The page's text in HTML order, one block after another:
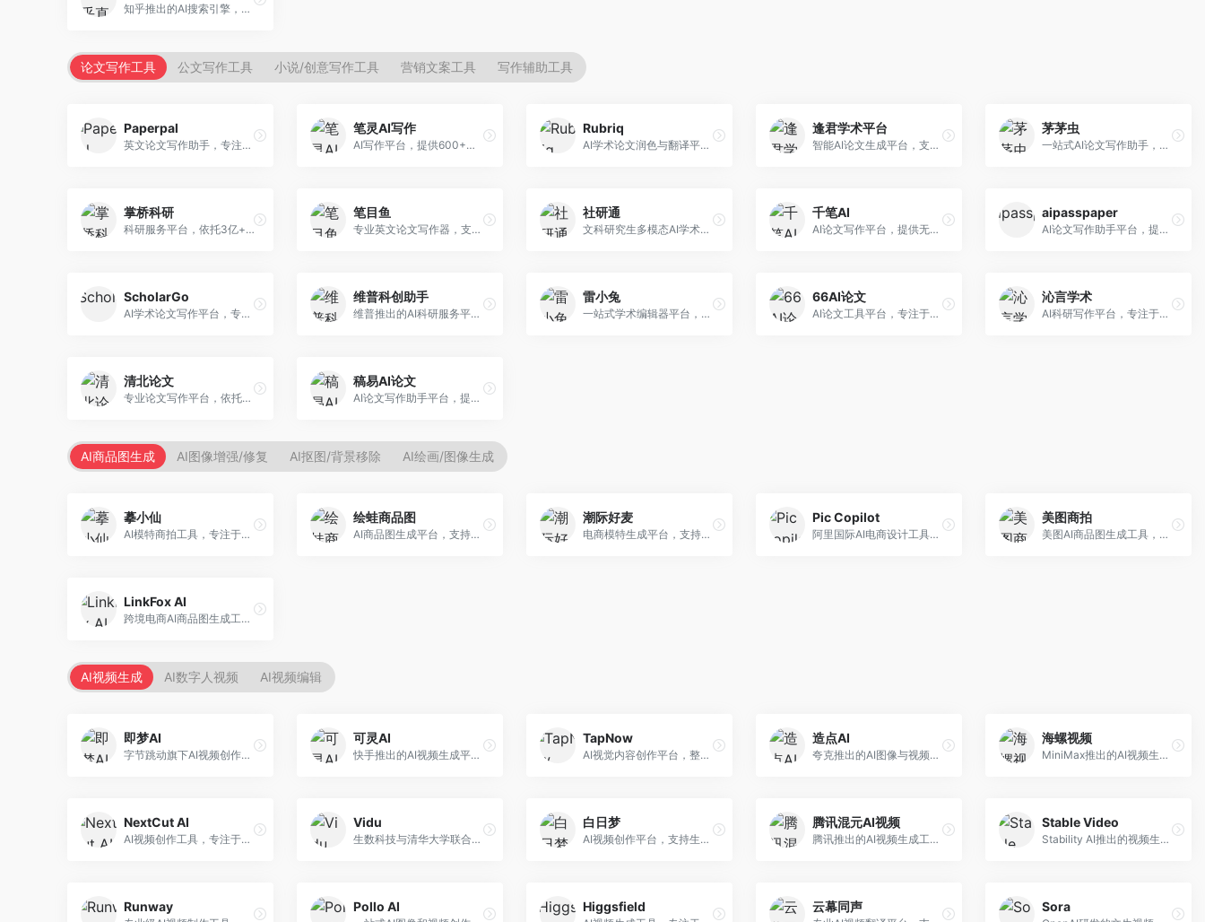
知乎推出的AI搜索引擎，专注于知识问答场景。面向知识获取者，提供知乎内容搜索、智能问答、知识整理等服务，专业知识丰富。
论文写作工具 公文写作工具 小说/创意写作工具 营销文案工具 写作辅助工具
Paperpal
英文论文写作助手，专注于学术英语润色。面向需要发表国际期刊的研究者，提供语法检查、学术表达优化、格式规范等服务，英语表达地道专业。
笔灵AI写作
AI写作平台，提供600+写作模板。面向学生、职场人士和内容创作者，支持论文、公文、营销文案等多种文体，模板丰富，一键生成，写作效率大幅提升。
Rubriq
AI学术论文润色与翻译平台。面向国际期刊投稿者，提供论文润色、翻译、格式调整等服务，支持多语言，学术表达专业规范。
逢君学术平台
智能AI论文生成平台，支持查重检测。面向高校学生和研究人员，提供论文选题、内容生成、查重修改等一站式服务，学术写作流程完整。
茅茅虫
一站式AI论文写作助手，覆盖学术写作全场景。面向高校学生和科研人员，提供开题报告、文献综述、论文正文等写作服务，支持多学科多类型论文，操作简便。
掌桥科研
科研服务平台，依托3亿+真实文献数据库。面向学术研究者和学生，提供文献检索、论文写作、科研数据分析等服务，文献资源丰富，学术支持专业。
笔目鱼
专业英文论文写作器，支持学术论文全流程。面向留学生和国际期刊投稿者，提供英文论文撰写、润色、格式调整等服务，学术英语表达规范。
社研通
文科研究生多模态AI学术写作平台。面向文科研究生和社科研究者，提供文献综述、理论分析、定性研究辅助等服务，文科研究方法论支持完善。
千笔AI
AI论文写作平台，提供无限改稿服务。面向高校学生和学术研究者，支持论文选题、大纲生成、内容撰写、查重修改等全流程服务，改稿次数不限，服务质量有保障。
aipasspaper
AI论文写作助手平台，提供智能化的学术写作支持。面向大学生和研究人员，支持多种学科论文生成，提供参考文献管理和格式规范服务，写作效率高。
ScholarGo
AI学术论文写作平台，专注于理工科领域的逻辑构建。面向理工科研究生和科研工作者，提供公式编辑、数据分析、论文结构优化等服务，理工科写作逻辑严谨。
维普科创助手
维普推出的AI科研服务平台，整合学术资源与智能写作。面向科研人员和高校师生，提供文献检索、论文写作、查重检测等一站式服务，学术资源权威可靠。
雷小兔
一站式学术编辑器平台，覆盖论文写作全流程。面向高校学生和科研人员，提供选题分析、文献检索、论文生成、查重降重等服务，操作流程清晰，学术写作效率显著提升。
66AI论文
AI论文工具平台，专注于高质量低查重论文生成。面向大学生和研究生，提供论文写作、降重修改等服务，生成内容原创度高，查重率低。
沁言学术
AI科研写作平台，专注于学术研究辅助。面向研究生和科研工作者，提供文献分析、研究方法指导、论文撰写等服务，学术资源丰富，研究支持全面。
清北论文
专业论文写作平台，依托高校学术资源。面向本科生和研究生，提供论文指导、写作辅助、查重检测等服务，学术规范性强，适合追求高质量论文的用户。
稿易AI论文
AI论文写作助手平台，提供智能化学术写作支持。面向高校学生，支持多种论文类型生成，提供参考文献管理和格式规范服务，操作流程简单。
AI商品图生成 AI图像增强/修复 AI抠图/背景移除 AI绘画/图像生成
摹小仙
AI模特商拍工具，专注于服装电商。面向服装电商卖家，提供虚拟模特试穿、商品展示图生成等服务，模特形象多样，拍摄成本低。
绘蛙商品图
AI商品图生成平台，支持模特换装和场景生成。面向电商卖家，提供商品上身效果展示、场景化商品图生成等服务，电商营销效果显著。
潮际好麦
电商模特生成平台，支持AI虚拟模特创作。面向服装和配饰电商，提供模特试穿、商品展示、营销素材生成等服务，模特形象可定制。
Pic Copilot
阿里国际AI电商设计工具，专注于跨境电商。面向跨境电商卖家，提供商品图优化、营销海报生成、多语言适配等服务，海外市场适配性强。
美图商拍
美图AI商品图生成工具，整合美图生态。面向电商卖家，提供商品图美化、模特替换、场景生成等服务，移动端操作便捷。
LinkFox AI
跨境电商AI商品图生成工具。面向跨境电商卖家，支持多语言商品图生成、模特替换、场景优化等服务，适配海外电商平台需求。
AI视频生成 AI数字人视频 AI视频编辑
即梦AI
字节跳动旗下AI视频创作平台，支持多模态内容生成。面向内容创作者和营销人员，提供文生视频、图生视频、智能剪辑等功能，中文理解能力强，创作效率高。
可灵AI
快手推出的AI视频生成平台，支持文生视频和图生视频，可生成长达2分钟的高质量视频内容。面向短视频创作者和营销人员，操作简便，生成效果逼真，适合商业推广和创意表达。
TapNow
AI视觉内容创作平台，整合图像与视频生成能力。面向内容创作者，提供文生图、文生视频、智能编辑等服务，创作工具丰富，一站式体验便捷。
造点AI
夸克推出的AI图像与视频创作平台。面向普通用户和内容创作者，提供文生图、文生视频等功能，操作简便，与夸克生态深度整合。
海螺视频
MiniMax推出的AI视频生成工具，支持高质量视频创作。面向内容创作者，提供文生视频、视频编辑等功能，生成速度快，视频效果自然流畅。
NextCut AI
AI视频创作工具，专注于智能剪辑和视频生成。面向视频创作者，提供智能剪辑、视频生成、特效添加等功能，剪辑效率高，适合快节奏内容生产。
Vidu
生数科技与清华大学联合研发的AI视频生成大模型。面向视频创作者和内容生产者，支持文生视频、图生视频，视频质量高，物理运动理解准确，国产视频生成领先工具。
白日梦
AI视频创作平台，支持生成长达50分钟的长视频内容。面向长视频创作者和内容生产者，支持故事视频生成、视频编辑等功能，适合叙事性内容创作。
腾讯混元AI视频
腾讯推出的AI视频生成工具，基于混元大模型。面向腾讯生态用户和内容创作者，支持文生视频、视频编辑等功能，与腾讯产品生态深度整合。
Stable Video
Stability AI推出的视频生成模型，开源可部署。面向开发者和专业创作者，支持视频生成、视频编辑等功能，开源生态完善，定制化程度高。
Runway Pollo AI Higgsfield 云幕同声 Sora